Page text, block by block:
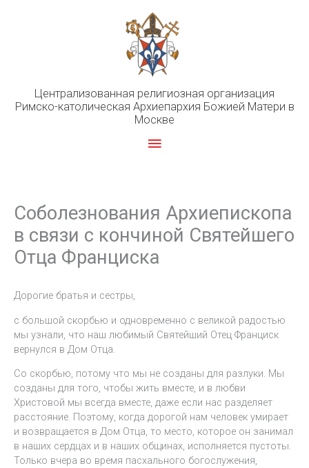
Централизованная религиозная организация
Римско-католическая Архиепархия Божией Матери в
Москве
Главное
Соболезнования Архиепископа
в связи с кончиной Святейшего
Отца Франциска
Дорогие братья и сестры,
с большой скорбью и одновременно с великой радостью
мы узнали, что наш любимый Святейший Отец Франциск
вернулся в Дом Отца.
Со скорбью, потому что мы не созданы для разлуки. Мы
созданы для того, чтобы жить вместе, и в любви
Христовой мы всегда вместе, даже если нас разделяет
расстояние. Поэтому, когда дорогой нам человек умирает
и возвращается в Дом Отца, то место, которое он занимал
в наших сердцах и в наших общинах, исполняется пустоты.
Только вчера во время пасхального богослужения,